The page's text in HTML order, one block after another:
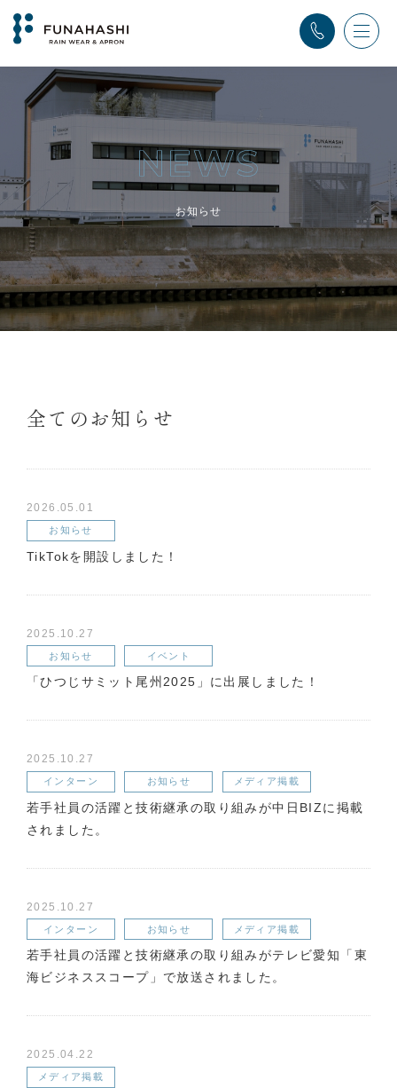
TOP
お知らせ
全てのお知らせ
2026.05.01
お知らせ
TikTokを開設しました！
2025.10.27
お知らせ イベント
「ひつじサミット尾州2025」に出展しました！
2025.10.27
インターン お知らせ メディア掲載
若手社員の活躍と技術継承の取り組みが中日BIZに掲載
されました。
2025.10.27
インターン お知らせ メディア掲載
若手社員の活躍と技術継承の取り組みがテレビ愛知「東
海ビジネススコープ」で放送されました。
2025.04.22
メディア掲載